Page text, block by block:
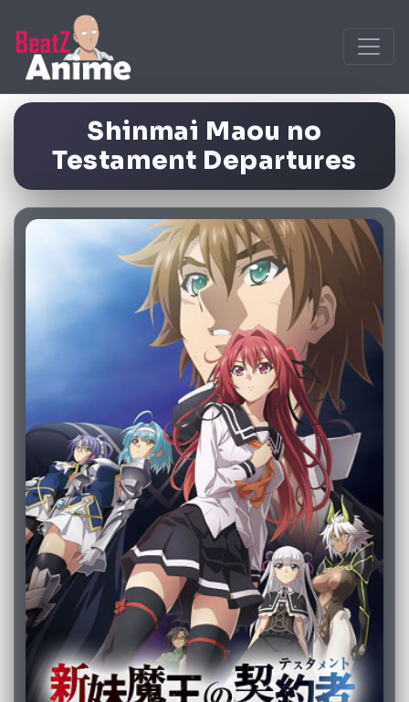
Shinmai Maou no
Testament Departures